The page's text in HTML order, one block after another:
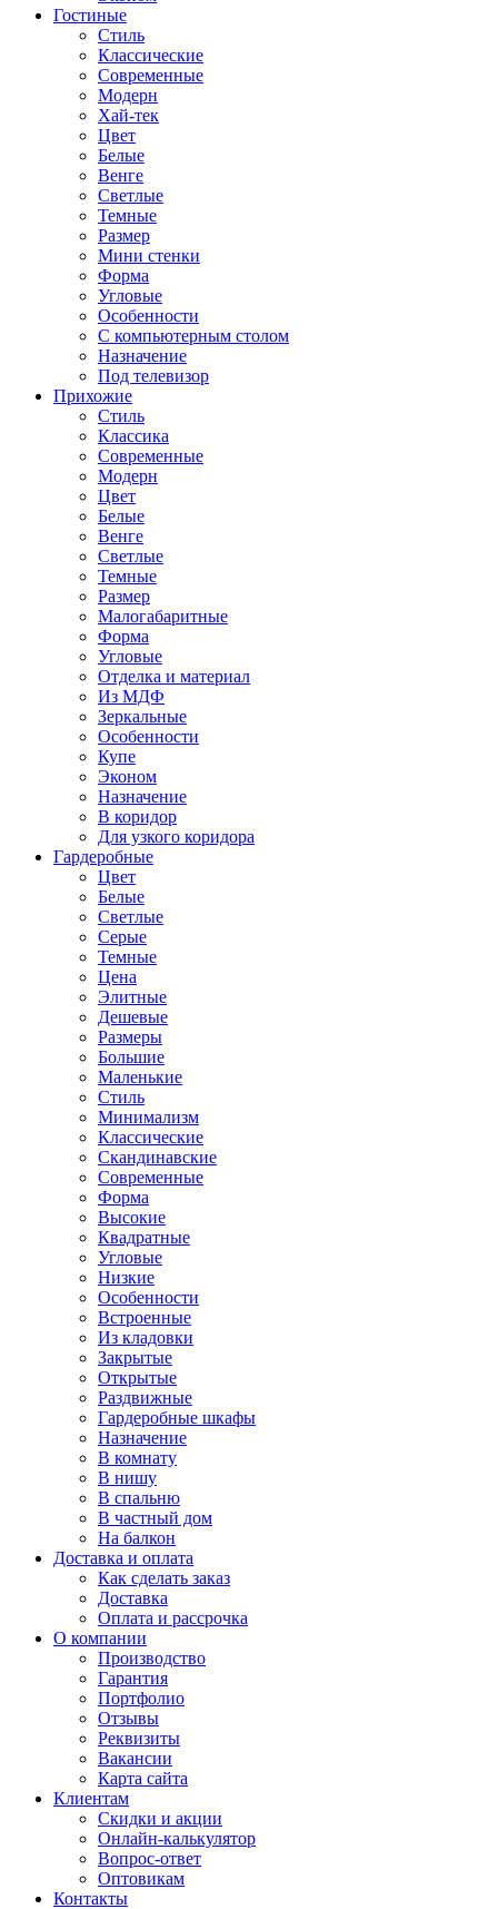
Гостиные
Стиль
Классические
Современные
Модерн
Хай-тек
Цвет
Белые
Венге
Светлые
Темные
Размер
Мини стенки
Форма
Угловые
Особенности
С компьютерным столом
Назначение
Под телевизор
Прихожие
Стиль
Классика
Современные
Модерн
Цвет
Белые
Венге
Светлые
Темные
Размер
Малогабаритные
Форма
Угловые
Отделка и материал
Из МДФ
Зеркальные
Особенности
Купе
Эконом
Назначение
В коридор
Для узкого коридора
Гардеробные
Цвет
Белые
Светлые
Серые
Темные
Цена
Элитные
Дешевые
Размеры
Большие
Маленькие
Стиль
Минимализм
Классические
Скандинавские
Современные
Форма
Высокие
Квадратные
Угловые
Низкие
Особенности
Встроенные
Из кладовки
Закрытые
Открытые
Раздвижные
Гардеробные шкафы
Назначение
В комнату
В нишу
В спальню
В частный дом
На балкон
Доставка и оплата
Как сделать заказ
Доставка
Оплата и рассрочка
О компании
Производство
Гарантия
Портфолио
Отзывы
Реквизиты
Вакансии
Карта сайта
Клиентам
Скидки и акции
Онлайн-калькулятор
Вопрос-ответ
Оптовикам
Контакты